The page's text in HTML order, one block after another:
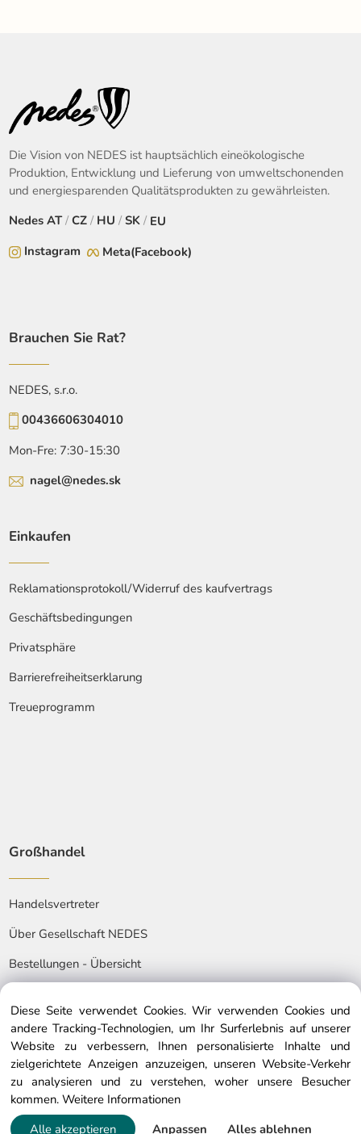
Die Vision von NEDES ist hauptsächlich eineökologische
Produktion, Entwicklung und Lieferung von umweltschonenden
und energiesparenden Qualitätsprodukten zu gewährleisten.
NedesAT / CZ / HU / SK / EU
Instagram
Meta(Facebook)
Brauchen Sie Rat?
NEDES, s.r.o.
00436606304010
Mon-Fre: 7:30-15:30
nagel@nedes.sk
Einkaufen
Reklamationsprotokoll/Widerruf des kaufvertrags
Geschäftsbedingungen
Privatsphäre
Barrierefreiheitserklarung
Treueprogramm
Großhandel
Handelsvertreter
Über Gesellschaft NEDES
Bestellungen - Übersicht
© Copyright © 2025 nedes.at, All rights reserved
Diese Seite verwendet Cookies. Wir verwenden Cookies und
andere Tracking-Technologien, um Ihr Surferlebnis auf unserer
Website zu verbessern, Ihnen personalisierte Inhalte und
zielgerichtete Anzeigen anzuzeigen, unseren Website-Verkehr
zu analysieren und zu verstehen, woher unsere Besucher
kommen. Weitere Informationen
Alle akzeptieren
Anpassen Alles ablehnen